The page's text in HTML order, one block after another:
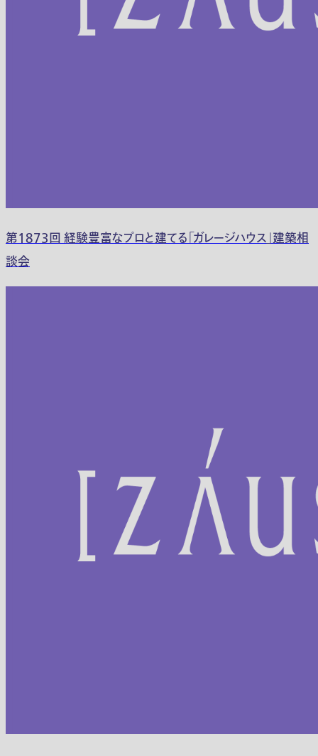
第1873回 経験豊富なプロと建てる「ガレージハウス」建築相
談会